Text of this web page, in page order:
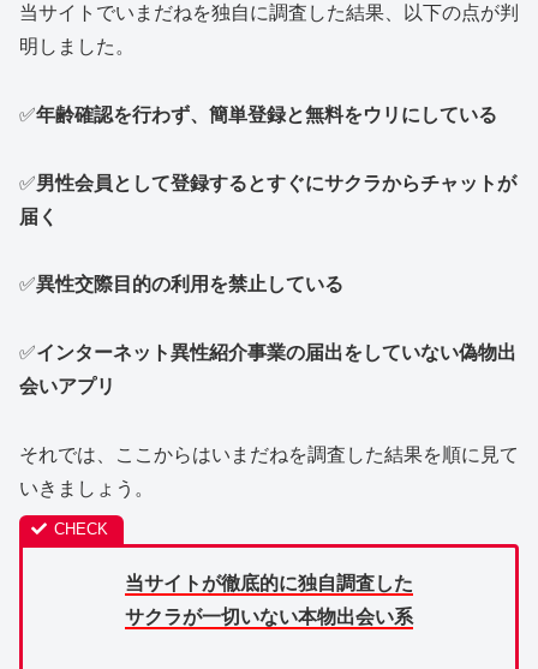
当サイトでいまだねを独自に調査した結果、以下の点が判
明しました。
✅年齢確認を行わず、簡単登録と無料をウリにしている
✅男性会員として登録するとすぐにサクラからチャットが
届く
✅異性交際目的の利用を禁止している
✅インターネット異性紹介事業の届出をしていない偽物出
会いアプリ
それでは、ここからはいまだねを調査した結果を順に見て
いきましょう。
当サイトが徹底的に独自調査した
サクラが一切いない本物出会い系